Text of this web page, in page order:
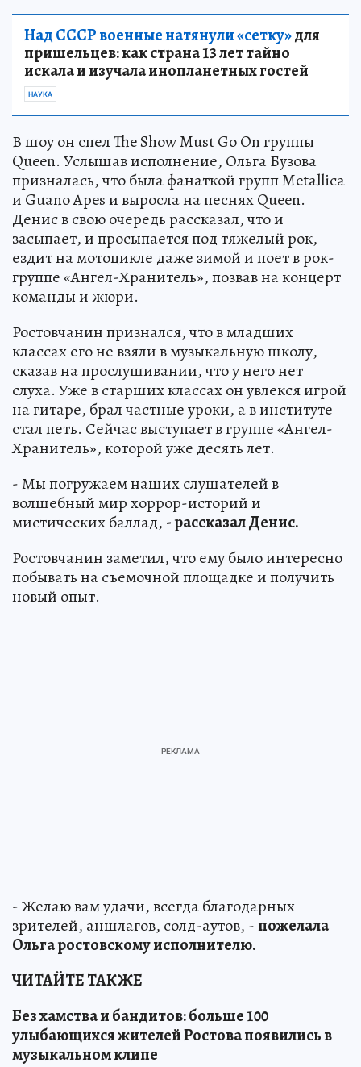
Над СССР военные натянули «сетку»для
пришельцев: как страна 13 лет тайно
искала и изучала инопланетных гостей
НАУКА
В шоу он спел The Show Must Go On группы
Queen. Услышав исполнение, Ольга Бузова
призналась, что была фанаткой групп Metallica
и Guano Apes и выросла на песнях Queen.
Денис в свою очередь рассказал, что и
засыпает, и просыпается под тяжелый рок,
ездит на мотоцикле даже зимой и поет в рок-
группе «Ангел-Хранитель», позвав на концерт
команды и жюри.
Ростовчанин признался, что в младших
классах его не взяли в музыкальную школу,
сказав на прослушивании, что у него нет
слуха. Уже в старших классах он увлекся игрой
на гитаре, брал частные уроки, а в институте
стал петь. Сейчас выступает в группе «Ангел-
Хранитель», которой уже десять лет.
- Мы погружаем наших слушателей в
волшебный мир хоррор-историй и
мистических баллад, - рассказал Денис.
Ростовчанин заметил, что ему было интересно
побывать на съемочной площадке и получить
новый опыт.
- Желаю вам удачи, всегда благодарных
зрителей, аншлагов, солд-аутов, -пожелала
Ольга ростовскому исполнителю.
ЧИТАЙТЕ ТАКЖЕ
Без хамства и бандитов: больше 100
улыбающихся жителей Ростова появились в
музыкальном клипе